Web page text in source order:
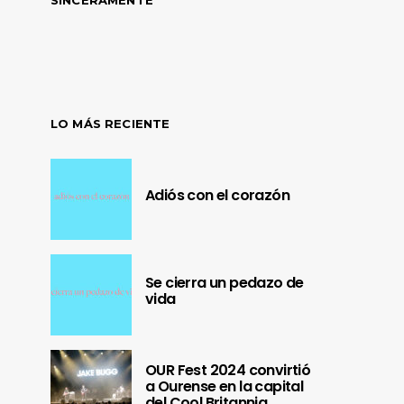
LO MÁS RECIENTE
Adiós con el corazón
Se cierra un pedazo de
vida
OUR Fest 2024 convirtió
a Ourense en la capital